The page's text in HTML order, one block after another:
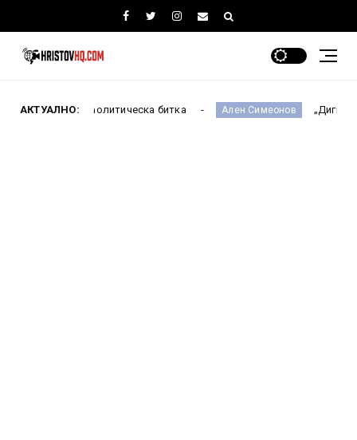
АКТУАЛНО:
политическа битка Ален Симеонов „Дигитално